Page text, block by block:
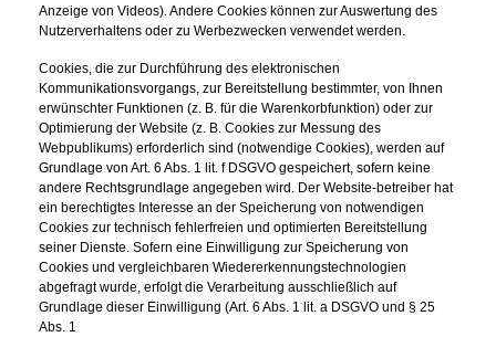
Anzeige von Videos). Andere Cookies können zur Auswertung des
Nutzerverhaltens oder zu Werbezwecken verwendet werden.
Cookies, die zur Durchführung des elektronischen
Kommunikationsvorgangs, zur Bereitstellung bestimmter, von Ihnen
erwünschter Funktionen (z. B. für die Warenkorbfunktion) oder zur
Optimierung der Website (z. B. Cookies zur Messung des
Webpublikums) erforderlich sind (notwendige Cookies), werden auf
Grundlage von Art. 6 Abs. 1 lit. f DSGVO gespeichert, sofern keine
andere Rechtsgrundlage angegeben wird. Der Website-betreiber hat
ein berechtigtes Interesse an der Speicherung von notwendigen
Cookies zur technisch fehlerfreien und optimierten Bereitstellung
seiner Dienste. Sofern eine Einwilligung zur Speicherung von
Cookies und vergleichbaren Wiedererkennungstechnologien
abgefragt wurde, erfolgt die Verarbeitung ausschließlich auf
Grundlage dieser Einwilligung (Art. 6 Abs. 1 lit. a DSGVO und § 25
Abs. 1